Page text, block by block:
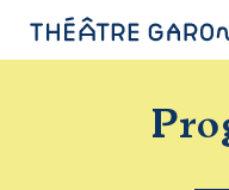
PROGRAMME
INFOS